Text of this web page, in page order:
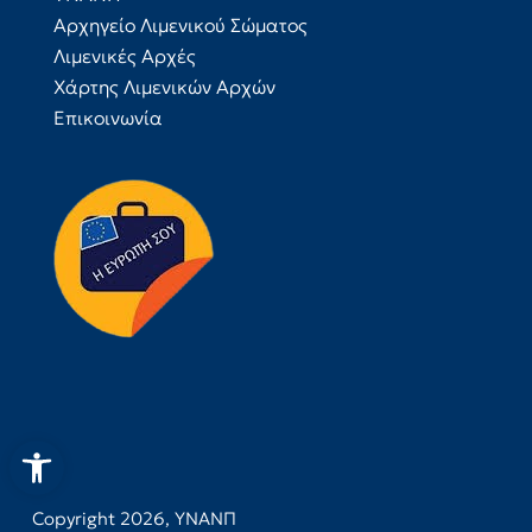
Ανοίξτε τη γραμμή
Αρχηγείο Λιμενικού Σώματος
Λιμενικές Αρχές
Χάρτης Λιμενικών Αρχών
Επικοινωνία
Copyright 2026, ΥΝΑΝΠ